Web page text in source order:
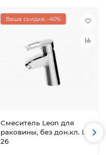
Ваша скидка: -40%
Смеситель Leon для
раковины, без дон.кл. LN
26